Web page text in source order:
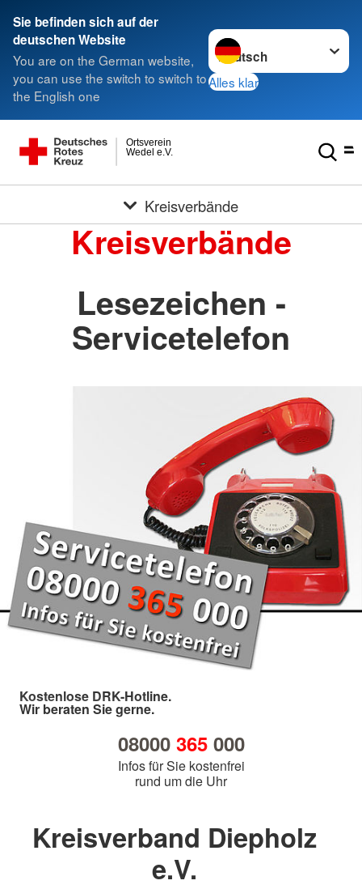
Sie befinden sich auf der
deutschen Website
You are on the German website,
you can use the switch to switch to
the English one
Sprache wechseln zu
Alles klar
Wedel e.V.
Ortsverein
Kreisverbände
Kreisverbände
Lesezeichen -
Servicetelefon
Kostenlose DRK-Hotline.
Wir beraten Sie gerne.
08000 365000
Infos für Sie kostenfrei
rund um die Uhr
Kreisverband Diepholz
e.V.